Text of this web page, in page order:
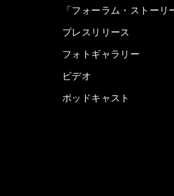
「フォーラム・ストーリ
プレスリリース
フォトギャラリー
ビデオ
ポッドキャスト